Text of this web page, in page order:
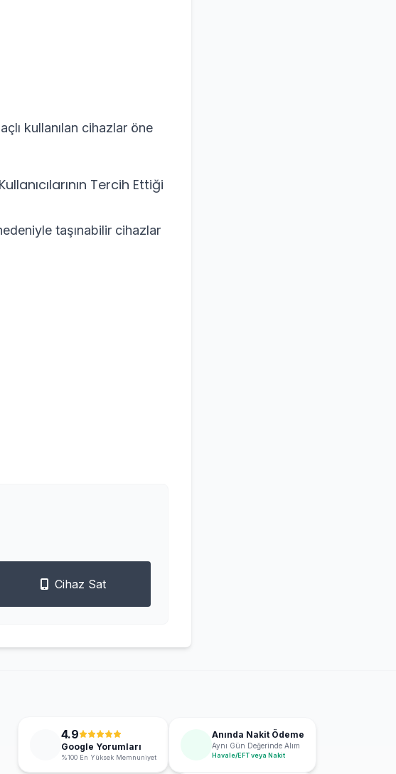
kullanılan cihazlar öne
Tercih Ettiği
taşınabilir cihazlar
Cihaz Sat
4.9
Google Yorumları
%100 En Yüksek Memnuniyet
Anında Nakit Ödeme
Aynı Gün Değerinde Alım
Havale/EFT veya Nakit